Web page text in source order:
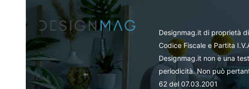
Designmag.it di proprietà
Codice Fiscale e Partita
Designmag.it non è una
periodicità. Non può
62 del 07.03.2001